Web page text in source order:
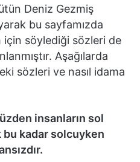
Deniz Gezmiş
bu sayfamızda
için söylediği sözleri de
Aşağılarda
sözleri ve nasıl idama
insanların sol
bu kadar solcuyken